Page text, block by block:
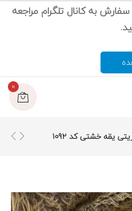
به کانال تلگرام مراجعه
0
یقه خشتی کد 1092